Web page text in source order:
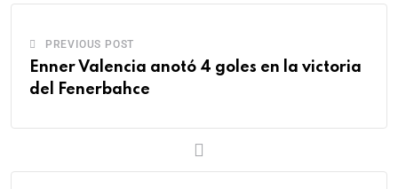
PREVIOUS POST
Enner Valencia anotó 4 goles en la victoria
del Fenerbahce